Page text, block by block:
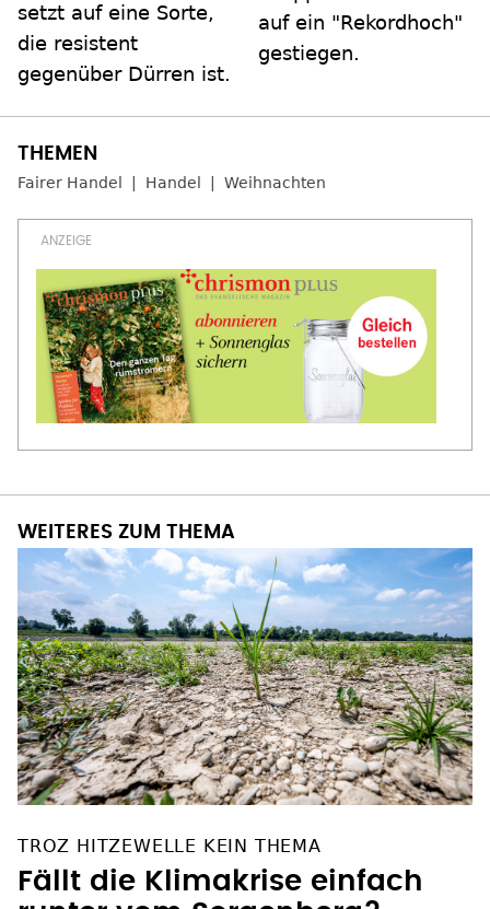
setzt auf eine Sorte,
die resistent
gegenüber Dürren ist.
auf ein "Rekordhoch"
gestiegen.
Fairer Handel Handel Weihnachten
WEITERES ZUM THEMA
TROZ HITZEWELLE KEIN THEMA
Fällt die Klimakrise einfach